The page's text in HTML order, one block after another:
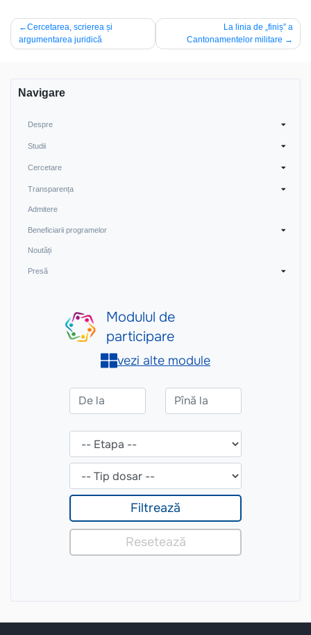
Navigare
în
Cercetarea, scrierea și
argumentarea juridică
La linia de „finiș” a
Cantonamentelor militare
Navigare
Despre
Studii
Cercetare
Transparența
Admitere
Beneficiarii programelor
Noutăți
Presă